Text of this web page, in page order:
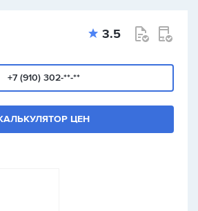
3.5
+7 (910) 302-**-**
ЦЕН